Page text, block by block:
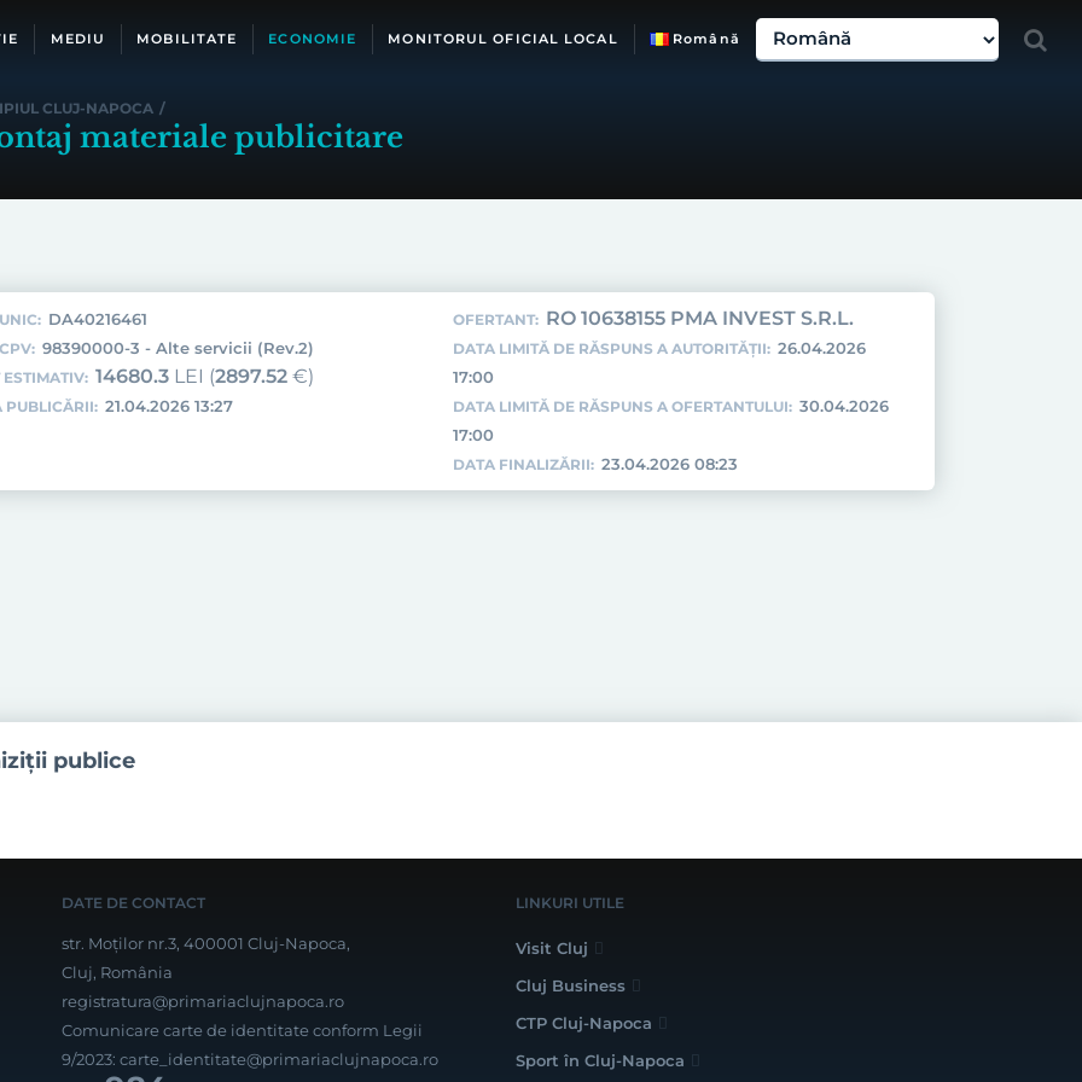
MEDIU MOBILITATE ECONOMIE MONITORUL OFICIAL LOCAL Română
CLUJ-NAPOCA /
materiale publicitare
DA40216461
98390000-3 - Alte servicii (Rev.2)
ESTIMATIV: 14680.3LEI (2897.52€)
PUBLICĂRII: 21.04.2026 13:27
OFERTANT: RO 10638155 PMA INVEST S.R.L.
DATA LIMITĂ DE RĂSPUNS A AUTORITĂȚII: 26.04.2026
17:00
DATA LIMITĂ DE RĂSPUNS A OFERTANTULUI: 30.04.2026
17:00
DATA FINALIZĂRII: 23.04.2026 08:23
publice
DATE DE CONTACT
str. Moților nr.3, 400001 Cluj-Napoca,
Cluj, România
registratura@primariaclujnapoca.ro
Comunicare carte de identitate conform Legii
9/2023: carte_identitate@primariaclujnapoca.ro
LINKURI UTILE
Visit Cluj
Cluj Business
CTP Cluj-Napoca
Sport în Cluj-Napoca